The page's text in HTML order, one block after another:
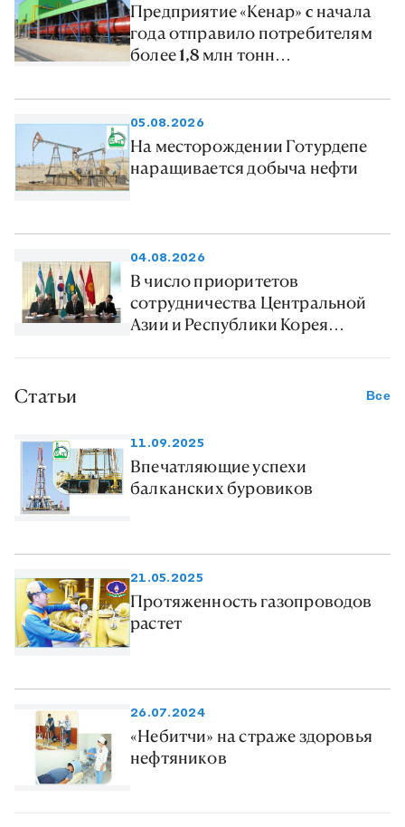
Предприятие «Кенар» c начала
года отправило потребителям
более 1,8 млн тонн
05.08.2026
На месторождении Готурдепе
наращивается добыча нефти
04.08.2026
В число приоритетов
сотрудничества Центральной
Азии и Республики Корея
Статьи Все
11.09.2025
Впечатляющие успехи
балканских буровиков
21.05.2025
Протяженность газопроводов
растет
26.07.2024
«Небитчи» на страже здоровья
нефтяников